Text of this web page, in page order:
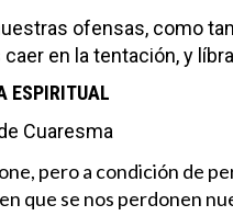
ofensas, como
en la tentación,y
ESPIRITUAL
Cuaresma
pero a condición de
que se nos perdonen